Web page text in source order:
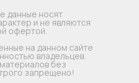
данные носят
и не являются
офертой.
на данном сайте
владельцев.
без
запрещено!